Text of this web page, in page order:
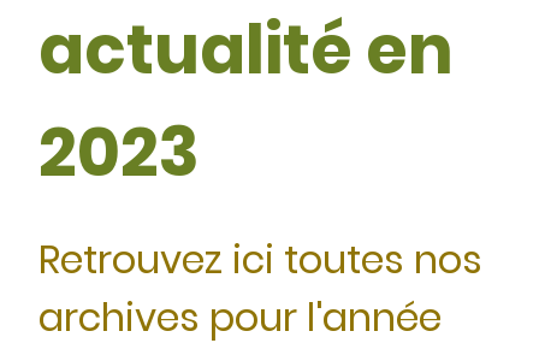
actualité en
2023
Retrouvez ici toutes nos
archives pour l'année